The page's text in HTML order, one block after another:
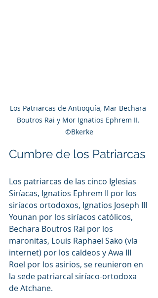
Los Patriarcas de Antioquía, Mar Bechara
Boutros Rai y Mor Ignatios Ephrem II.
©Bkerke
Cumbre de los Patriarcas
Los patriarcas de las cinco Iglesias
Siríacas, Ignatios Ephrem II por los
siríacos ortodoxos, Ignatios Joseph III
Younan por los siríacos católicos,
Bechara Boutros Rai por los
maronitas, Louis Raphael Sako (vía
internet) por los caldeos y Awa III
Roel por los asirios, se reunieron en
la sede patriarcal siríaco-ortodoxa
de Atchane.